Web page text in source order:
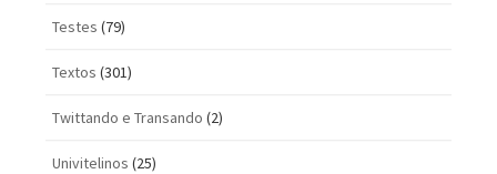
Testes (79)
Textos (301)
Twittando e Transando (2)
Univitelinos (25)